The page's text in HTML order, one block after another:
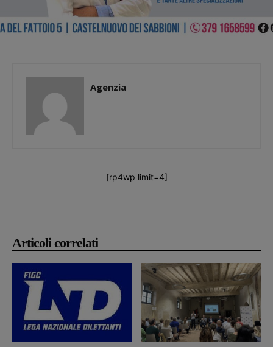
Articoli correlati
Agenzia
[rp4wp limit=4]